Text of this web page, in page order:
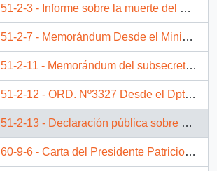
51-2-3 - Informe sobre la muerte del periodista Jonathan Moyle
51-2-7 - Memorándum Desde el Ministerio de Justicia, de su Ministro (S), sra. Martita Worner Tapia, dirigida a S.E. el Presidente de la República, Don Patricio Aylwin Azócar
51-2-11 - Memorándum del subsecretario de Justicia, Sr. Marcos Sánchez Edwards, dirigido al Ministro de Justicia
51-2-12 - ORD. Nº3327 Desde el Dpto. Judicial INT. 1312 de la División Judicial del Ministerio de Justicia, del sr. Francisco Cumplido Cereceda, Ministro; dirigida al Jefe de Gabinete de la Presidencia de la República
51-2-13 - Declaración pública sobre aumento de remuneraciones al Poder Judicial
60-9-6 - Carta del Presidente Patricio Aylwin Azócar dirigida al Señor Agustín Edwards Eastman, Director de El Mercurio